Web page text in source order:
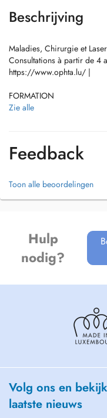
Beschrijving
Maladies, Chirurgie et
Consultations à partir de 4
https://www.ophta.lu/ |
FORMATION
- Université de médecine
- Ophtalmologie générale à
- Rétine médicale et
secondaire)
Zie alle
Feedback
Toon alle beoordelingen
Hulp
nodig?
Volg ons en
laatste nieuws